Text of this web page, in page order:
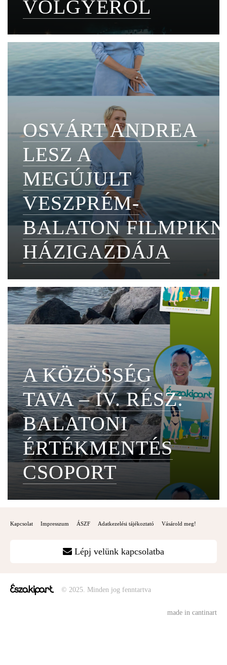
VÖLGYÉRŐL
OSVÁRT ANDREA
LESZ A
MEGÚJULT
VESZPRÉM-
BALATON
HÁZIGAZDÁJA
A KÖZÖSSÉG
TAVA – IV. RÉSZ:
BALATONI
ÉRTÉKMENTÉS
CSOPORT
Kapcsolat Impresszum ÁSZF Adatkezelési tájékoztató Vásárold meg!
Lépj velünk kapcsolatba
© 2025. Minden jog fenntartva
made in cantinart